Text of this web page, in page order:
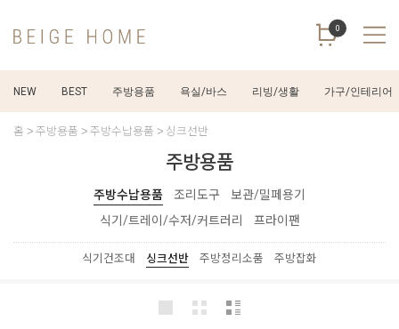
0
NEW BEST 주방용품 욕실/바스 리빙/생활 가구/인테리어
홈 주방용품 주방수납용품 싱크선반
주방용품
주방수납용품 조리도구
보관/밀페용기
식기/트레이/수저/커트러리
프라이팬
식기건조대 싱크선반 주방정리소품 주방잡화